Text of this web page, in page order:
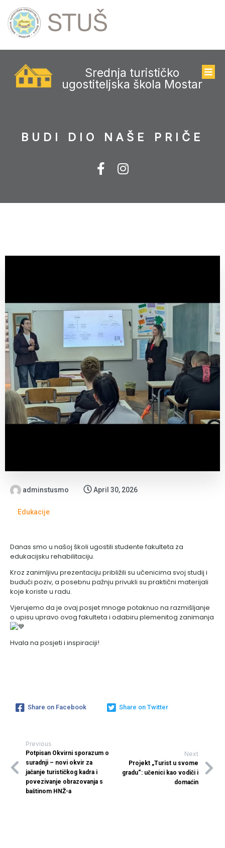
Srednja turističko
ugostiteljska škola Mostar
BUDI DIO NAŠE PRIČE
adminstusmo April 30, 2026
Edukacije
Danas smo u našoj školi ugostili studente fakulteta za
edukacijsku rehabilitaciju.
Kroz zanimljivu prezentaciju približili su učenicima svoj studij i
budući poziv, a posebnu pažnju privukli su praktični materijali
koje koriste u radu.
Vjerujemo da je ovaj posjet mnoge potaknuo na razmišljanje
o upisu upravo ovog fakulteta i odabiru plemenitog zanimanja
Hvala na posjeti i inspiraciji!
Share on Facebook Share on Twitter
Previous
Potpisan Okvirni sporazum o
suradnji – novi okvir za
jačanje turističkog kadra i
povezivanje obrazovanja s
baštinom HNŽ-a
Next
Projekt „Turist u svome
gradu“: učenici kao vodiči i
domaćin